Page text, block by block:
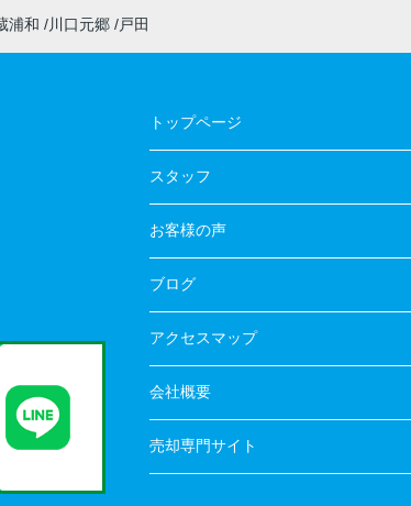
浦和 川口元郷 戸田
トップページ
スタッフ
お客様の声
ブログ
アクセスマップ
会社概要
売却専門サイト